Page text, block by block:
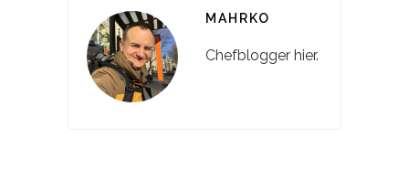
MAHRKO
Chefblogger hier.